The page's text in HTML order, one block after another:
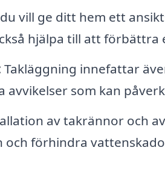
vill ge ditt hem ett
hjälpa till att
Takläggning innefattar
avvikelser som kan
av takrännor och
förhindra